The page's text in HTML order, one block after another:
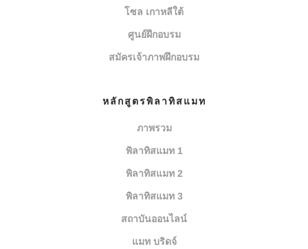
โซล เกาหลีใต้
ศูนย์ฝึกอบรม
สมัครเจ้าภาพฝึกอบรม
หลักสูตรพิลาทิสแมท
ภาพรวม
พิลาทิสแมท 1
พิลาทิสแมท 2
พิลาทิสแมท 3
สถาบันออนไลน์
แมท บริดจ์